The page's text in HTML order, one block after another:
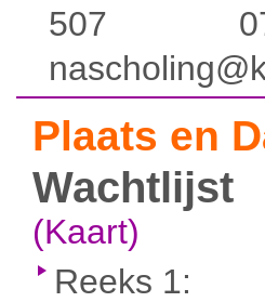
507
Plaats en
Wachtlijst
(Kaart)
Reeks 1: